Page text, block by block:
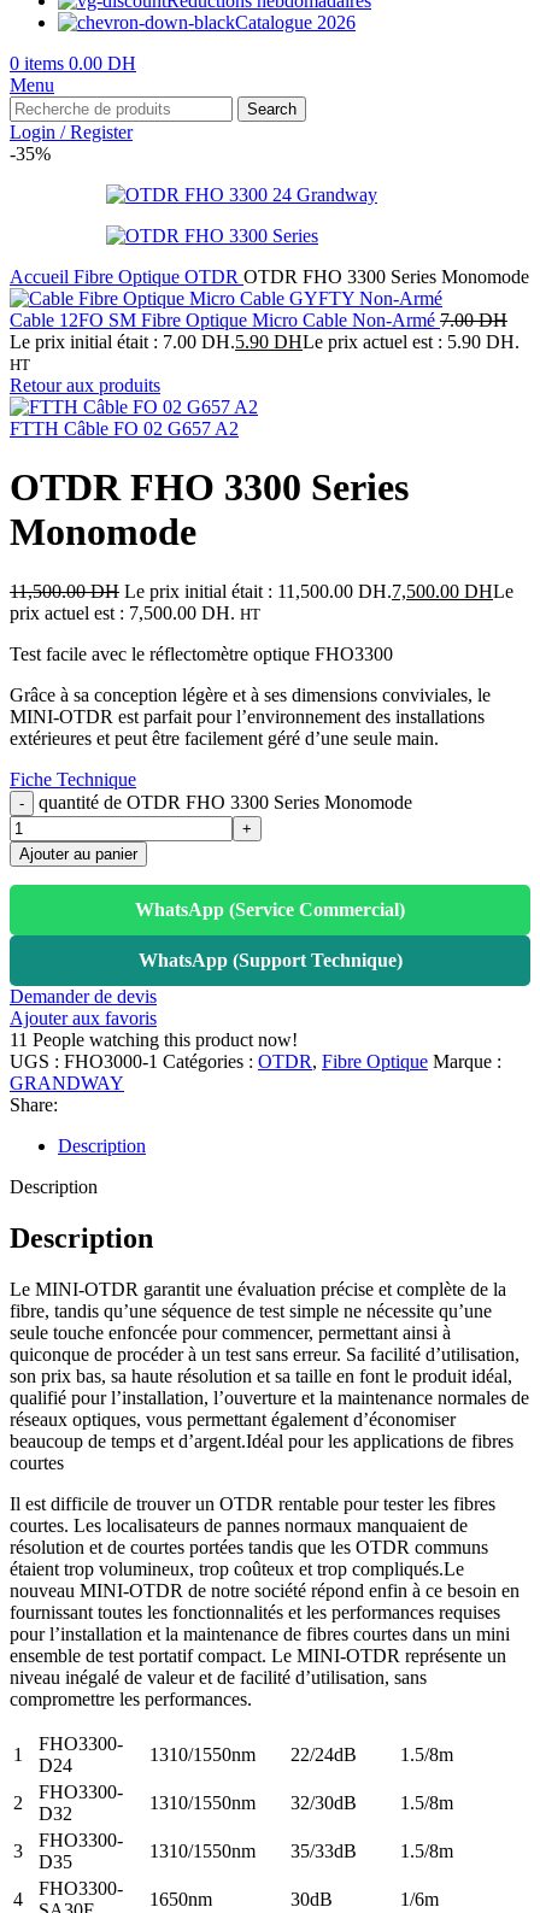
Catalogue 2026
0 items 0.00 DH
Menu
Search
Login / Register
-35%
Accueil Fibre Optique OTDR OTDR FHO 3300 Series Monomode
Cable 12FO SM Fibre Optique Micro Cable Non-Armé 7.00DH
Le prix initial était : 7.00 DH.5.90 DHLe prix actuel est : 5.90 DH.
HT
Retour aux produits
FTTH Câble FO 02 G657 A2
OTDR FHO 3300 Series
Monomode
11,500.00DH Le prix initial était : 11,500.00 DH.7,500.00 DHLe
prix actuel est : 7,500.00 DH. HT
Test facile avec le réflectomètre optique FHO3300
Grâce à sa conception légère et à ses dimensions conviviales, le
MINI-OTDR est parfait pour l’environnement des installations
extérieures et peut être facilement géré d’une seule main.
Fiche Technique
quantité de OTDR FHO 3300 Series Monomode
Ajouter au panier
WhatsApp (Service Commercial)
WhatsApp (Support Technique)
Demander de devis
Ajouter aux favoris
11 People watching this product now!
UGS : FHO3000-1 Catégories : OTDR, Fibre Optique Marque :
GRANDWAY
Share:
Description
Description
Description
Le MINI-OTDR garantit une évaluation précise et complète de la
fibre, tandis qu’une séquence de test simple ne nécessite qu’une
seule touche enfoncée pour commencer, permettant ainsi à
quiconque de procéder à un test sans erreur. Sa facilité d’utilisation,
son prix bas, sa haute résolution et sa taille en font le produit idéal,
qualifié pour l’installation, l’ouverture et la maintenance normales de
réseaux optiques, vous permettant également d’économiser
beaucoup de temps et d’argent.Idéal pour les applications de fibres
courtes
Il est difficile de trouver un OTDR rentable pour tester les fibres
courtes. Les localisateurs de pannes normaux manquaient de
résolution et de courtes portées tandis que les OTDR communs
étaient trop volumineux, trop coûteux et trop compliqués.Le
nouveau MINI-OTDR de notre société répond enfin à ce besoin en
fournissant toutes les fonctionnalités et les performances requises
pour l’installation et la maintenance de fibres courtes dans un mini
ensemble de test portatif compact. Le MINI-OTDR représente un
niveau inégalé de valeur et de facilité d’utilisation, sans
compromettre les performances.
1
FHO3300-
D24
1310/1550nm 22/24dB 1.5/8m
2
FHO3300-
D32
1310/1550nm 32/30dB 1.5/8m
3
FHO3300-
D35
1310/1550nm 35/33dB 1.5/8m
4
FHO3300-
1650nm 30dB 1/6m